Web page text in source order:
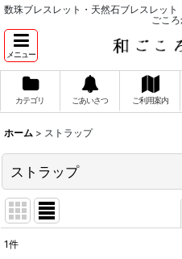
数珠ブレスレット・天然石ブレスレッ
ごこ
メニュー
カテゴリ ごあいさつ ご利用案内
ホーム > ストラップ
ストラップ
1件